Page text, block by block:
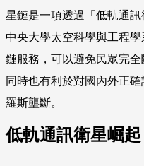
星鏈是一項透過「低軌通
中央大學太空科學與工程
鏈服務，可以避免民眾完
同時也有利於對國內外正
羅斯壟斷。
低軌通訊衛星崛